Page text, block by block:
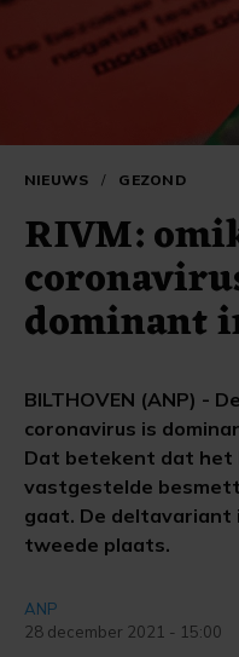
NIEUWS / GEZOND
RIVM:
dominant
BILTHOVEN (ANP) -
coronavirus is
Dat betekent dat het
vastgestelde
gaat. De deltavariant
tweede plaats.
ANP
28 december 2021 - 15:00